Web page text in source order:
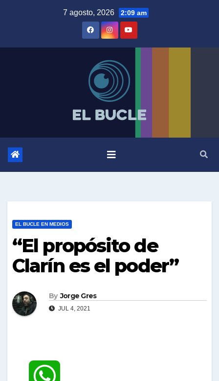
7 agosto, 2026 2:09 am
EL BUCLE EN MEDIOS
“El propósito de
Clarín es el poder”
By Jorge Gres
JUL 4, 2021